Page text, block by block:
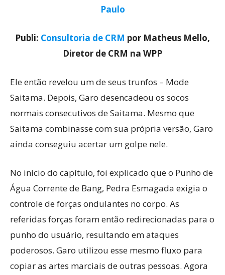
Paulo
Publi: Consultoria de CRM por Matheus Mello,
Diretor de CRM na WPP
Ele então revelou um de seus trunfos – Mode
Saitama. Depois, Garo desencadeou os socos
normais consecutivos de Saitama. Mesmo que
Saitama combinasse com sua própria versão, Garo
ainda conseguiu acertar um golpe nele.
No início do capítulo, foi explicado que o Punho de
Água Corrente de Bang, Pedra Esmagada exigia o
controle de forças ondulantes no corpo. As
referidas forças foram então redirecionadas para o
punho do usuário, resultando em ataques
poderosos. Garo utilizou esse mesmo fluxo para
copiar as artes marciais de outras pessoas. Agora